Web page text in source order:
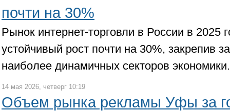
почти на 30%
Рынок интернет-торговли в России в 2025
устойчивый рост почти на 30%, закрепив
наиболее динамичных секторов экономики.
14 мая 2026, четверг 10:19
Объем рынка рекламы Уфы за